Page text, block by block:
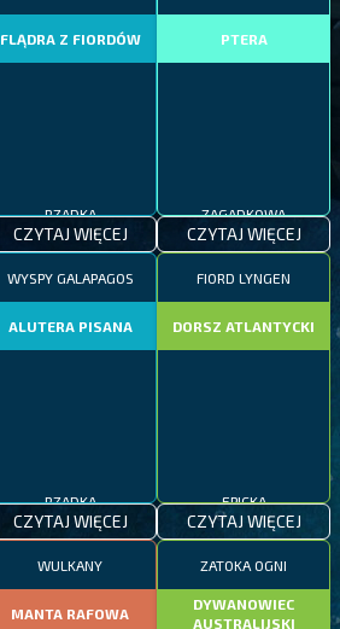
FLĄDRA Z FIORDÓW
RZADKA
CZYTAJ WIĘCEJ
PTERA
ZAGADKOWA
CZYTAJ WIĘCEJ
WYSPY GALAPAGOS
ALUTERA PISANA
RZADKA
CZYTAJ WIĘCEJ
FIORD LYNGEN
DORSZ ATLANTYCKI
EPICKA
CZYTAJ WIĘCEJ
WULKANY
MANTA RAFOWA
ZATOKA OGNI
DYWANOWIEC
AUSTRALIJSKI